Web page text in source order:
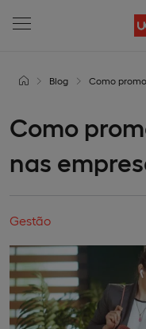
Blog Como
Como
nas
Gestão